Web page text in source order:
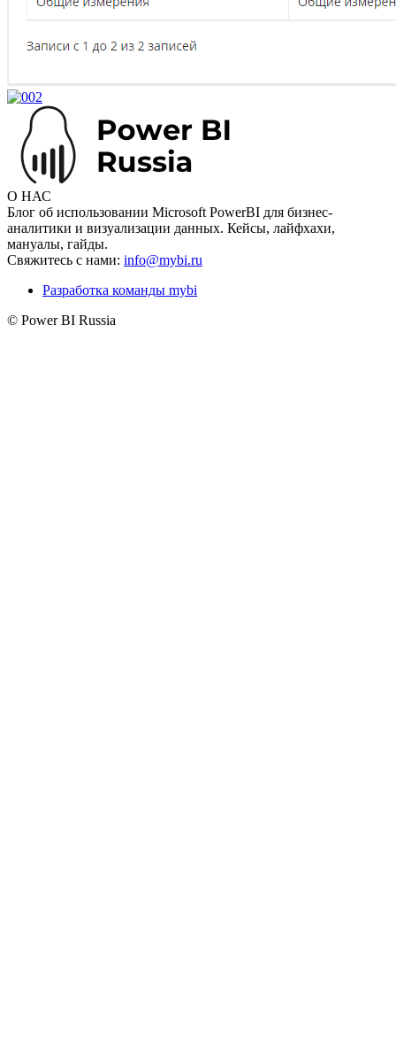
О НАС
Блог об использовании Microsoft PowerBI для бизнес-
аналитики и визуализации данных. Кейсы, лайфхахи,
мануалы, гайды.
Свяжитесь с нами: info@mybi.ru
Разработка команды mybi
© Power BI Russia